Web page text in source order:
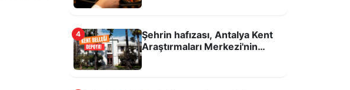
4
Şehrin hafızası, Antalya Kent
Araştırmaları Merkezi'nin